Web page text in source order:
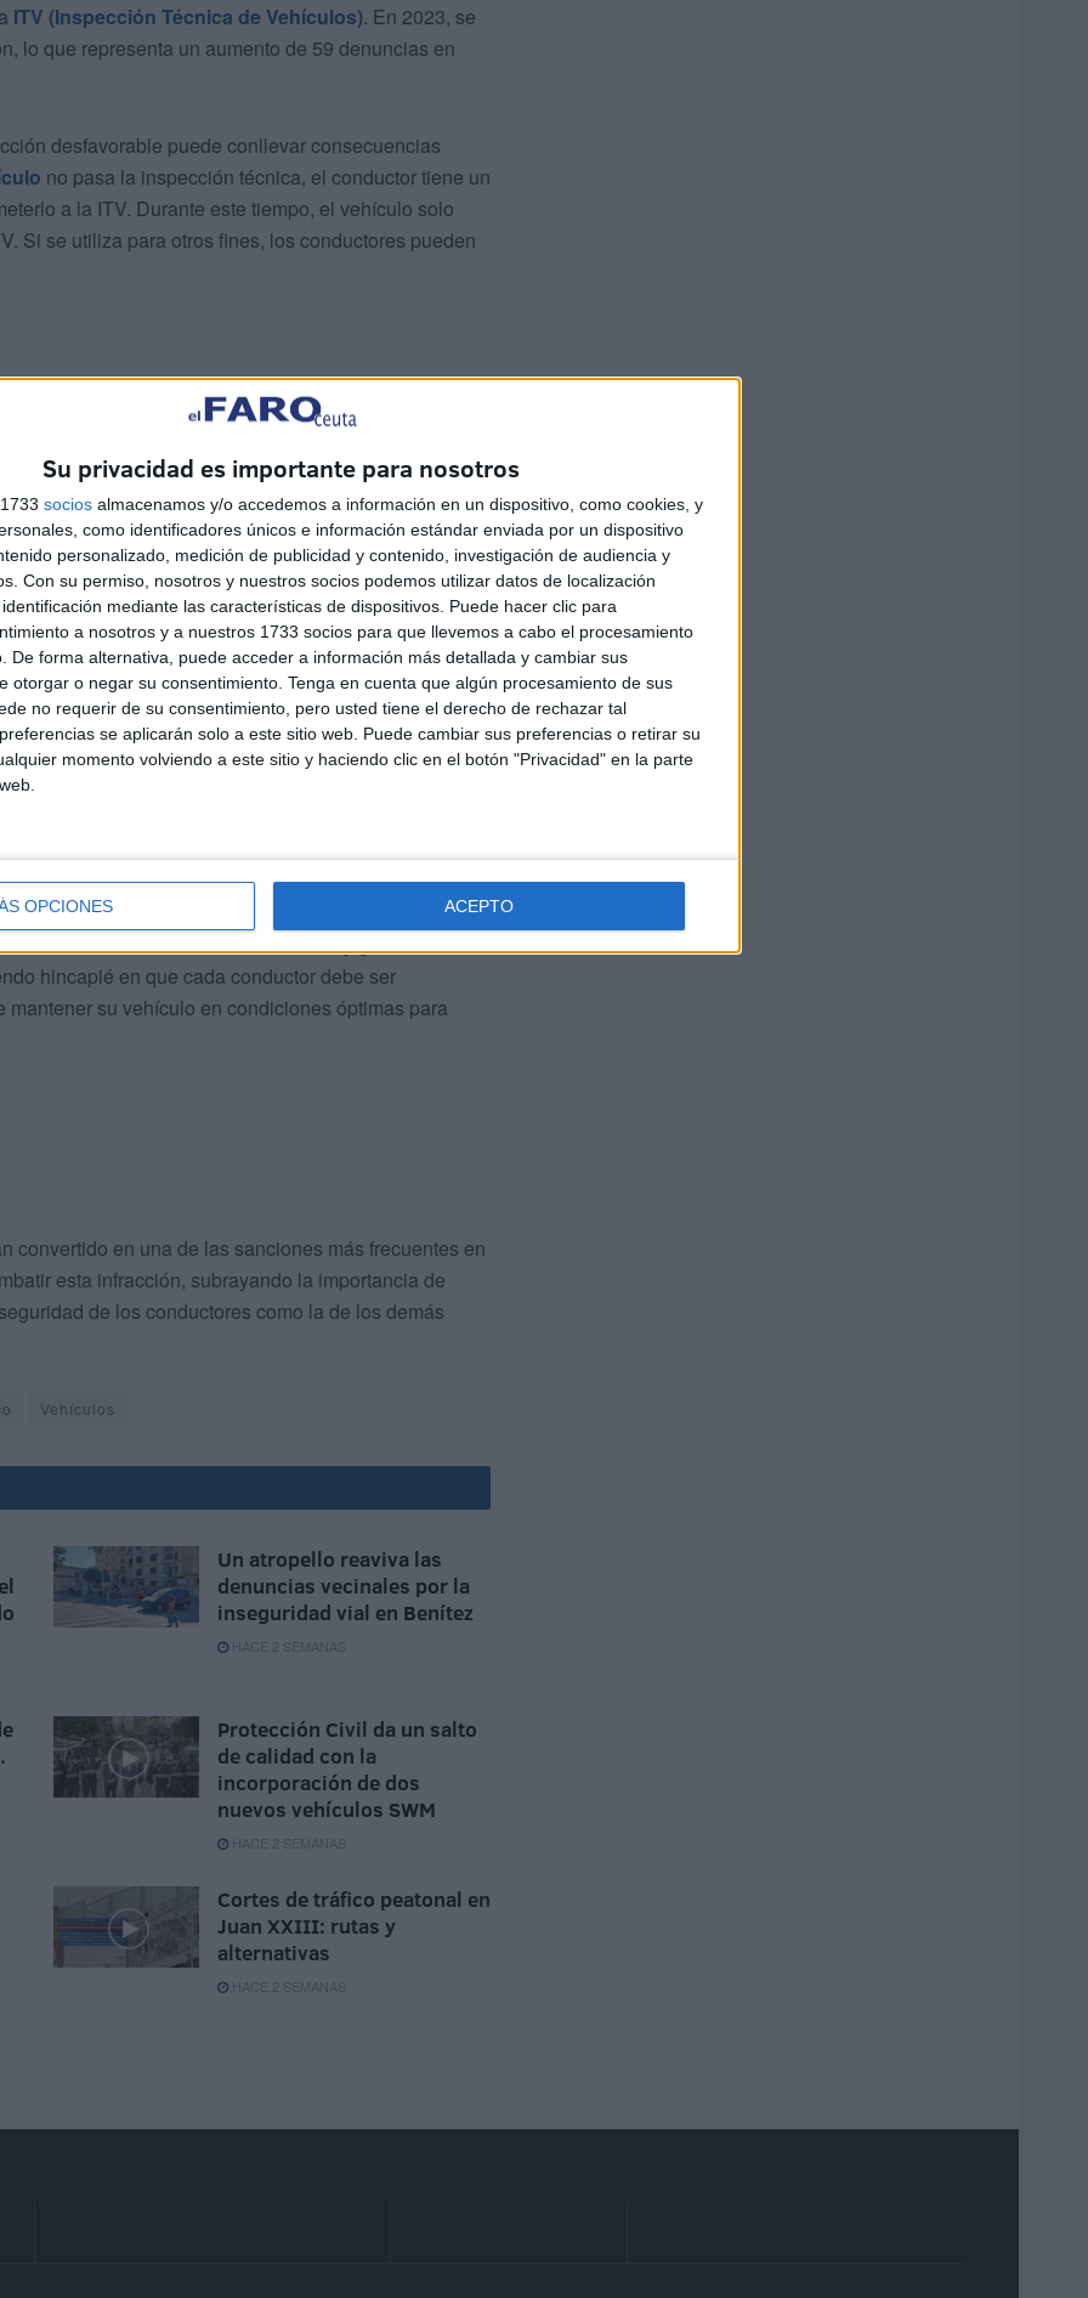
Su privacidad es importante para nosotros
socios almacenamos y/o accedemos a información en un dispositivo, como cookies, y
como identificadores únicos e información estándar enviada por un dispositivo
personalizado, medición de publicidad y contenido, investigación de audiencia y
Con su permiso, nosotros y nuestros socios podemos utilizar datos de localización
mediante las características de dispositivos. Puede hacer clic para
a nosotros y a nuestros 1733 socios para que llevemos a cabo el procesamiento
De forma alternativa, puede acceder a información más detallada y cambiar sus
otorgar o negar su consentimiento. Tenga en cuenta que algún procesamiento de sus
no requerir de su consentimiento, pero usted tiene el derecho de rechazar tal
se aplicarán solo a este sitio web. Puede cambiar sus preferencias o retirar su
momento volviendo a este sitio y haciendo clic en el botón "Privacidad" en la parte
OPCIONES ACEPTO
ITV (Inspección Técnica de Vehículos). En 2023, se
lo que representa un aumento de 59 denuncias en
desfavorable puede conllevar consecuencias
no pasa la inspección técnica, el conductor tiene un
a la ITV. Durante este tiempo, el vehículo solo
Si se utiliza para otros fines, los conductores pueden
cuando el vehículo no cumple con los requisitos
queda inmovilizado. En este caso, laDGTpuede
trasladado en grúa. Además, si la ITV caduca y no se
se pueden imponer sanciones que van desde
la gravedad de la infracción.
siendo más vigilados en relación con la ITV, lo
este requisito para evitar sanciones económicas y
las infracciones en las carreteras y garantizar la
hincapié en que cada conductor debe ser
su vehículo en condiciones óptimas para
convertido en una de las sanciones más frecuentes en
esta infracción, subrayando la importancia de
de los conductores como la de los demás
Vehículos
Un atropello reaviva las
denuncias vecinales por la
inseguridad vial en Benítez
HACE 2 SEMANAS
Protección Civil da un salto
de calidad con la
incorporación de dos
nuevos vehículos SWM
HACE 2 SEMANAS
Cortes de tráfico peatonal en
Juan XXIII: rutas y
alternativas
HACE 2 SEMANAS